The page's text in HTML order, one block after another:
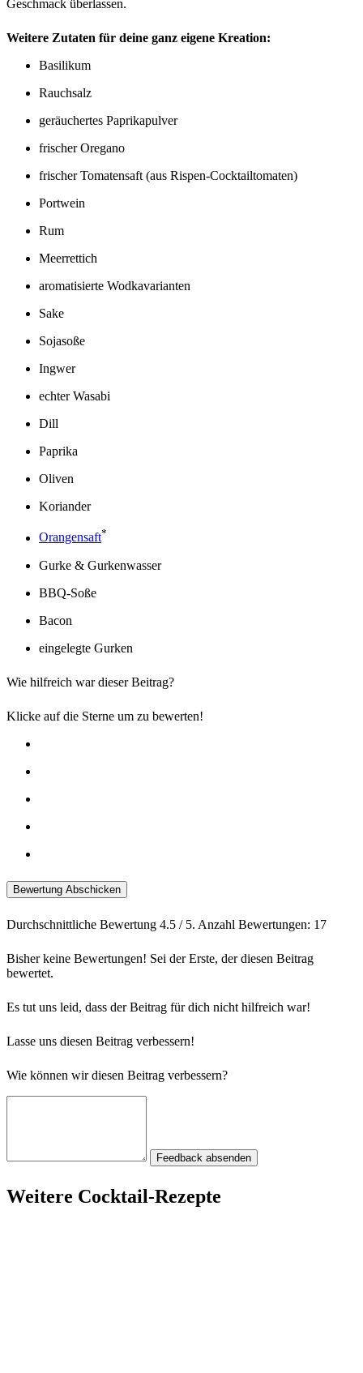
Geschmack überlassen.
Weitere Zutaten für deine ganz eigene Kreation:
Basilikum
Rauchsalz
geräuchertes Paprikapulver
frischer Oregano
frischer Tomatensaft (aus Rispen-Cocktailtomaten)
Portwein
Rum
Meerrettich
aromatisierte Wodkavarianten
Sake
Sojasoße
Ingwer
echter Wasabi
Dill
Paprika
Oliven
Koriander
Orangensaft*
Gurke & Gurkenwasser
BBQ-Soße
Bacon
eingelegte Gurken
Wie hilfreich war dieser Beitrag?
Klicke auf die Sterne um zu bewerten!
Bewertung Abschicken
Durchschnittliche Bewertung 4.5 / 5. Anzahl Bewertungen: 17
Bisher keine Bewertungen! Sei der Erste, der diesen Beitrag
bewertet.
Es tut uns leid, dass der Beitrag für dich nicht hilfreich war!
Lasse uns diesen Beitrag verbessern!
Wie können wir diesen Beitrag verbessern?
Feedback absenden
Weitere Cocktail-Rezepte